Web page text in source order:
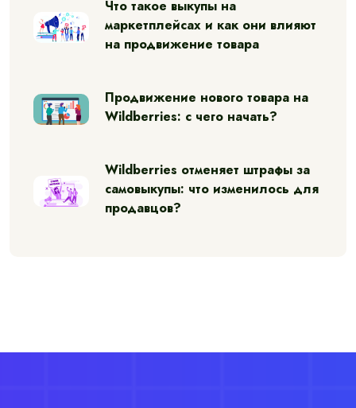
Что такое выкупы на
маркетплейсах и как они влияют
на продвижение товара
Продвижение нового товара на
Wildberries: с чего начать?
Wildberries отменяет штрафы за
самовыкупы: что изменилось для
продавцов?